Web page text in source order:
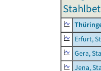
Erfurt,
Gera,
Jena,